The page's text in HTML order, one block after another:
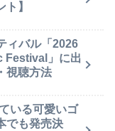
】
ィバル「2026
Festival」に出
視聴方法
いる可愛いゴ
でも発売決